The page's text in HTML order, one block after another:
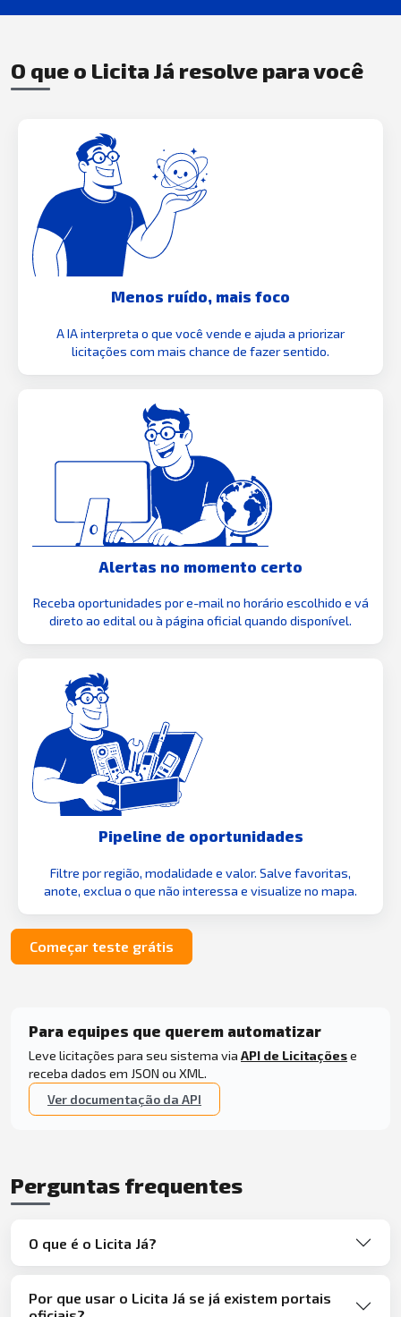
O que o Licita Já resolve para você
Menos ruído, mais foco
A IA interpreta o que você vende e ajuda a priorizar
licitações com mais chance de fazer sentido.
Alertas no momento certo
Receba oportunidades por e-mail no horário escolhido e vá
direto ao edital ou à página oficial quando disponível.
Pipeline de oportunidades
Filtre por região, modalidade e valor. Salve favoritas,
anote, exclua o que não interessa e visualize no mapa.
Começar teste grátis
Para equipes que querem automatizar
Leve licitações para seu sistema via API de Licitaçõese
receba dados em JSON ou XML.
Ver documentação da API
Perguntas frequentes
O que é o Licita Já?
Por que usar o Licita Já se já existem portais